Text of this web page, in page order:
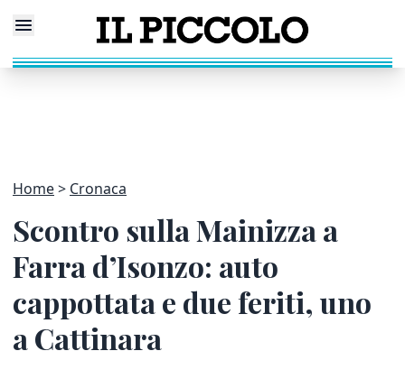
Home Cronaca
Scontro sulla Mainizza a
Farra d’Isonzo: auto
cappottata e due feriti, uno
a Cattinara